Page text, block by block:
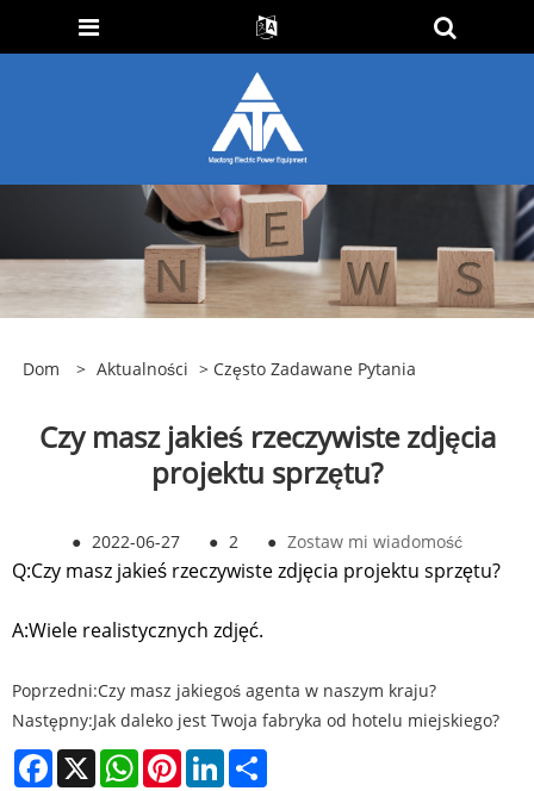
Dom > Aktualności > Często Zadawane Pytania
Czy masz jakieś rzeczywiste zdjęcia
projektu sprzętu?
● 2022-06-27 ● 2 ● Zostaw mi wiadomość
Q:Czy masz jakieś rzeczywiste zdjęcia projektu sprzętu?
A:Wiele realistycznych zdjęć.
Poprzedni:Czy masz jakiegoś agenta w naszym kraju?
Następny:Jak daleko jest Twoja fabryka od hotelu miejskiego?
Facebook
X WhatsAppPinterestLinkedIn